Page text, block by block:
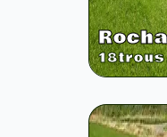
18trous